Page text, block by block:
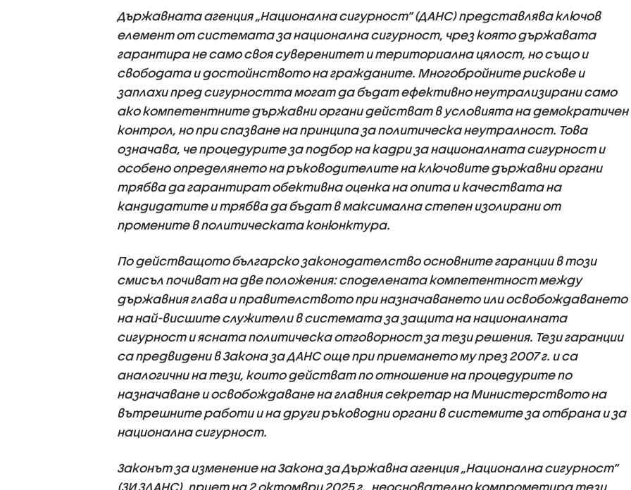
Държавната агенция „Национална сигурност” (ДАНС) представлява ключов
елемент от системата за национална сигурност, чрез която държавата
гарантира не само своя суверенитет и териториална цялост, но също и
свободата и достойнството на гражданите. Многобройните рискове и
заплахи пред сигурността могат да бъдат ефективно неутрализирани само
ако компетентните държавни органи действат в условията на демократичен
контрол, но при спазване на принципа за политическа неутралност. Това
означава, че процедурите за подбор на кадри за националната сигурност и
особено определянето на ръководителите на ключовите държавни органи
трябва да гарантират обективна оценка на опита и качествата на
кандидатите и трябва да бъдат в максимална степен изолирани от
промените в политическата конюнктура.
По действащото българско законодателство основните гаранции в този
смисъл почиват на две положения: споделената компетентност между
държавния глава и правителството при назначаването или освобождаването
на най-висшите служители в системата за защита на националната
сигурност и ясната политическа отговорност за тези решения. Тези гаранции
са предвидени в Закона за ДАНС още при приемането му през 2007 г. и са
аналогични на тези, които действат по отношение на процедурите по
назначаване и освобождаване на главния секретар на Министерството на
вътрешните работи и на други ръководни органи в системите за отбрана и за
национална сигурност.
Законът за изменение на Закона за Държавна агенция „Национална сигурност“
(ЗИ ЗДАНС), приет на 2 октомври 2025 г., неоснователно компрометира тези